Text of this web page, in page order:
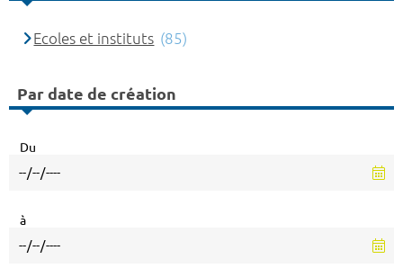
Ecoles et instituts (85)
Par date de création
Du
à